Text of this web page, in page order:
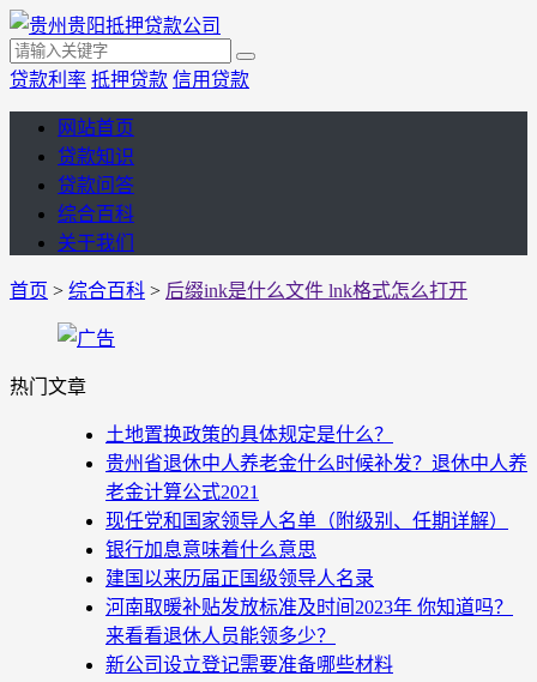
贷款利率 抵押贷款 信用贷款
网站首页
贷款知识
贷款问答
综合百科
关于我们
首页 > 综合百科 > 后缀ink是什么文件 lnk格式怎么打开
热门文章
土地置换政策的具体规定是什么？
贵州省退休中人养老金什么时候补发？退休中人养
老金计算公式2021
现任党和国家领导人名单（附级别、任期详解）
银行加息意味着什么意思
建国以来历届正国级领导人名录
河南取暖补贴发放标准及时间2023年 你知道吗？
来看看退休人员能领多少？
新公司设立登记需要准备哪些材料